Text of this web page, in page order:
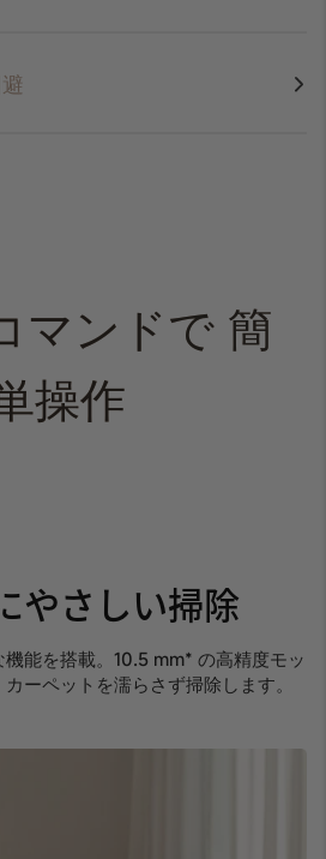
マンドで簡
操作
やさしい掃除
能を搭載。10.5 mm* の高精度モッ
ーペットを濡らさず掃除します。